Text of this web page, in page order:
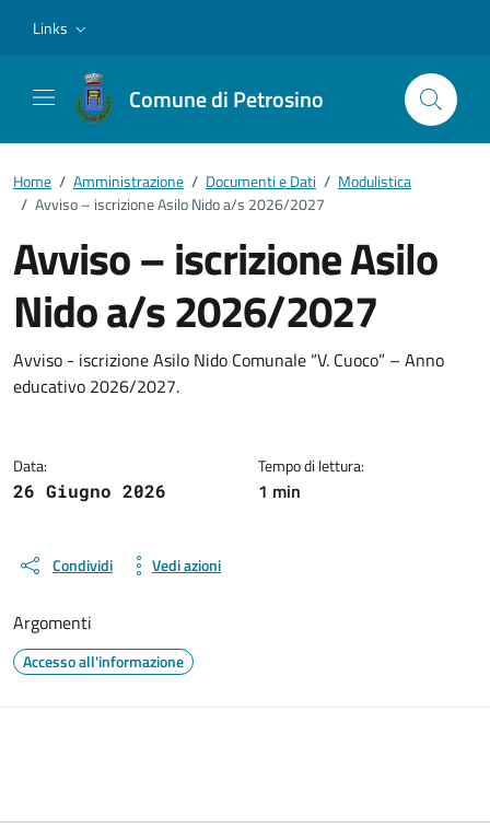
Links
Comune di Petrosino
Home / Amministrazione / Documenti e Dati / Modulistica
/ Avviso – iscrizione Asilo Nido a/s 2026/2027
Avviso – iscrizione Asilo
Nido a/s 2026/2027
Dettagli del documento
Avviso - iscrizione Asilo Nido Comunale “V. Cuoco” – Anno
educativo 2026/2027.
Data:
26 Giugno 2026
Tempo di lettura:
1 min
Condividi Vedi azioni
Argomenti
Accesso all'informazione